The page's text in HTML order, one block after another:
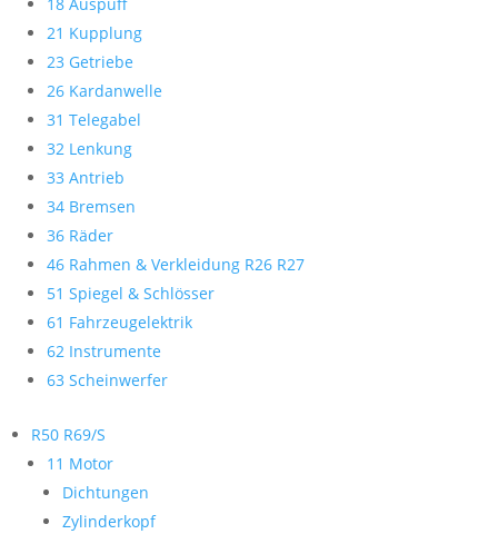
21 Kupplung
23 Getriebe
26 Kardanwelle
31 Telegabel
32 Lenkung
33 Antrieb
34 Bremsen
36 Räder
46 Rahmen & Verkleidung R26 R27
51 Spiegel & Schlösser
61 Fahrzeugelektrik
62 Instrumente
63 Scheinwerfer
R50 R69/S
11 Motor
Dichtungen
Zylinderkopf